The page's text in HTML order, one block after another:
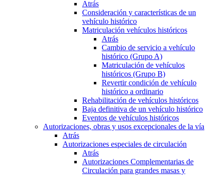
Atrás
Consideración y características de un
vehículo histórico
Matriculación vehículos históricos
Atrás
Cambio de servicio a vehículo
histórico (Grupo A)
Matriculación de vehículos
históricos (Grupo B)
Revertir condición de vehículo
histórico a ordinario
Rehabilitación de vehículos históricos
Baja definitiva de un vehículo histórico
Eventos de vehículos históricos
Autorizaciones, obras y usos excepcionales de la vía
Atrás
Autorizaciones especiales de circulación
Atrás
Autorizaciones Complementarias de
Circulación para grandes masas y